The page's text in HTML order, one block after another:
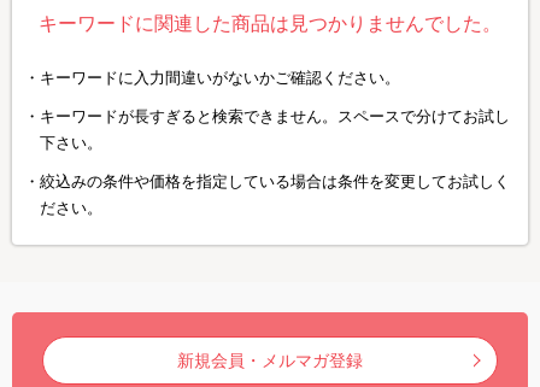
キーワードに関連した商品は見つかりませんでした。
キーワードに入力間違いがないかご確認ください。
キーワードが長すぎると検索できません。スペースで分けてお試し
下さい。
絞込みの条件や価格を指定している場合は条件を変更してお試しく
ださい。
新規会員・メルマガ登録